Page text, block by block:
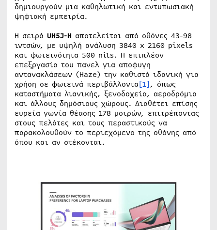
δημιουργούν μια καθηλωτική και εντυπωσιακή
ψηφιακή εμπειρία.
Η σειρά UH5J-H αποτελείται από οθόνες 43-98
ιντσών, με υψηλή ανάλυση 3840 x 2160 pixels
και φωτεινότητα 500 nits. Η επιπλέον
επεξργασία του πανελ για αποφυγη
αντανακλάσεων (Haze) την καθιστά ιδανική για
χρήση σε φωτεινά περιβάλλοντα[1], όπως
καταστήματα λιανικής, ξενοδοχεία, αεροδρόμια
και άλλους δημόσιους χώρους. Διαθέτει επίσης
ευρεία γωνία θέασης 178 μοιρών, επιτρέποντας
στους πελάτες και τους περαστικούς να
παρακολουθούν το περιεχόμενο της οθόνης από
όπου και αν στέκονται.